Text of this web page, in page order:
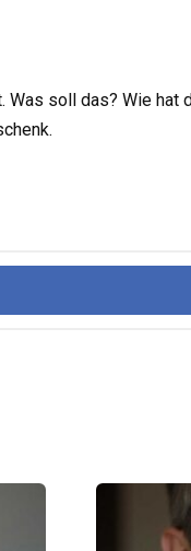
Was soll das? Wie